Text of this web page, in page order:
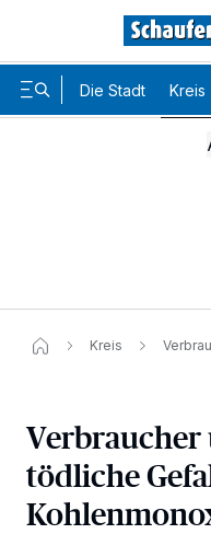
Die Stadt Kreis
Kreis
Verbraucher
tödliche